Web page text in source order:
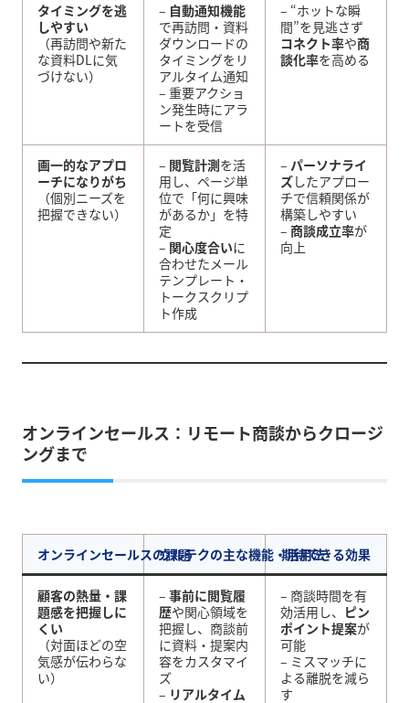
タイミングを逃
しやすい
（再訪問や新た
な資料DLに気
づけない）
– 自動通知機能
で再訪問・資料
ダウンロードの
タイミングをリ
アルタイム通知
– 重要アクショ
ン発生時にアラ
ートを受信
– “ホットな瞬
間”を見逃さず
コネクト率や商
談化率を高める
画一的なアプロ
ーチになりがち
（個別ニーズを
把握できない）
– 閲覧計測を活
用し、ページ単
位で「何に興味
があるか」を特
定
– 関心度合いに
合わせたメール
テンプレート・
トークスクリプ
ト作成
– パーソナライ
ズしたアプロー
チで信頼関係が
構築しやすい
– 商談成立率が
向上
オンラインセールス：リモート商談からクロージ
ングまで
オンラインセールスの課題ウルテクの主な機能・活用法期待できる効果
顧客の熱量・課
題感を把握しに
くい
（対面ほどの空
気感が伝わらな
い）
– 事前に閲覧履
歴や関心領域を
把握し、商談前
に資料・提案内
容をカスタマイ
ズ
– リアルタイム
– 商談時間を有
効活用し、 ピン
ポイント提案が
可能
– ミスマッチに
よる離脱を減ら
す